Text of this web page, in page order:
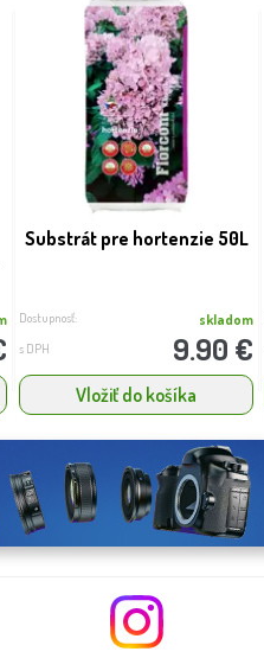
Substrát pre hortenzie 50L
Dostupnosť: skladom
s DPH 9.90 €
Vložiť do košíka